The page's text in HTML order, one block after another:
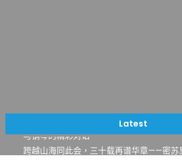
Latest
筝声与琴韵交汇：刘励(Li Statler)与钢琴
跨越山海同此会，三十载再谱华章——密苏